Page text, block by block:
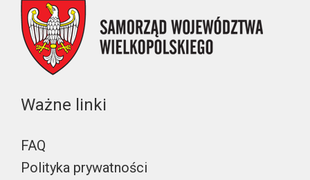
Ważne linki
FAQ
Polityka prywatności